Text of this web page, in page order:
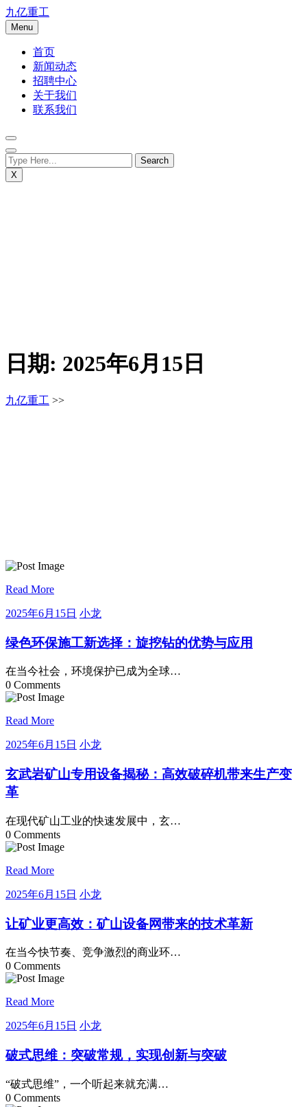
Skip
to
content
九亿重工
Menu
首页
新闻动态
招聘中心
关于我们
联系我们
X
日期: 2025年6月15日
九亿重工 >>
Read More
2025年6月15日 2025
6
月
15
日
小龙
绿色环保施工新选择：旋挖钻的优势与应用
在当今社会，环境保护已成为全球…
0 Comments
Read More
2025年6月15日 2025
6
月
小龙
玄武岩矿山专用设备揭秘：高效破碎机带来生产变
革
在现代矿山工业的快速发展中，玄…
0 Comments
Read More
2025年6月15日 2025
6
月
15
日
小龙
让矿业更高效：矿山设备网带来的技术革新
在当今快节奏、竞争激烈的商业环…
0 Comments
Read More
2025年6月15日 2025
6
月
15
日
小龙
破式思维：突破常规，实现创新与突破
“破式思维”，一个听起来就充满…
0 Comments